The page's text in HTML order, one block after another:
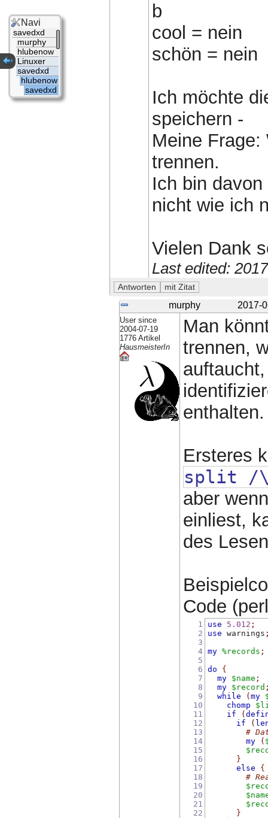
b
cool = nein
schön = nein
Ich möchte
speichern -
Meine
trennen.
Ich bin
nicht wie ich
Vielen Dank
Last edited:
murphy 2017-
User since
2004-07-19
1776 Artikel
HausmeisterIn
Man
trennen,
enthalten.
Ersteres
split /
aber
einliest,
des
Code
1
2
3
4
5
6
7
8
9
10
11
12
13
14
15
16
17
18
19
20
21
22
use 5.012 ;
use warnings
my %records ;
do
{
my $name ;
my $record
while
(my
chomp
if
(
if
(
#
my
(
}
else
{
#
}
Navi
savedxd
murphy
hlubenow
Linuxer
savedxd
hlubenow
savedxd